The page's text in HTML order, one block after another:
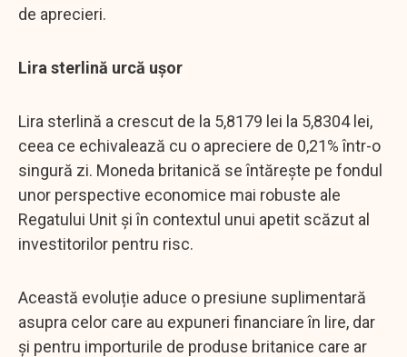
de aprecieri.
Lira sterlină urcă ușor
Lira sterlină a crescut de la 5,8179 lei la 5,8304 lei,
ceea ce echivalează cu o apreciere de 0,21% într-o
singură zi. Moneda britanică se întărește pe fondul
unor perspective economice mai robuste ale
Regatului Unit și în contextul unui apetit scăzut al
investitorilor pentru risc.
Această evoluție aduce o presiune suplimentară
asupra celor care au expuneri financiare în lire, dar
și pentru importurile de produse britanice care ar